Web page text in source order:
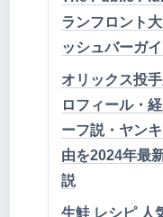
ランフロント
ッシュバーガ
オリックス投
ロフィール・
ーフ説・ヤン
由を2024年最
説
生鮭 レシピ 人